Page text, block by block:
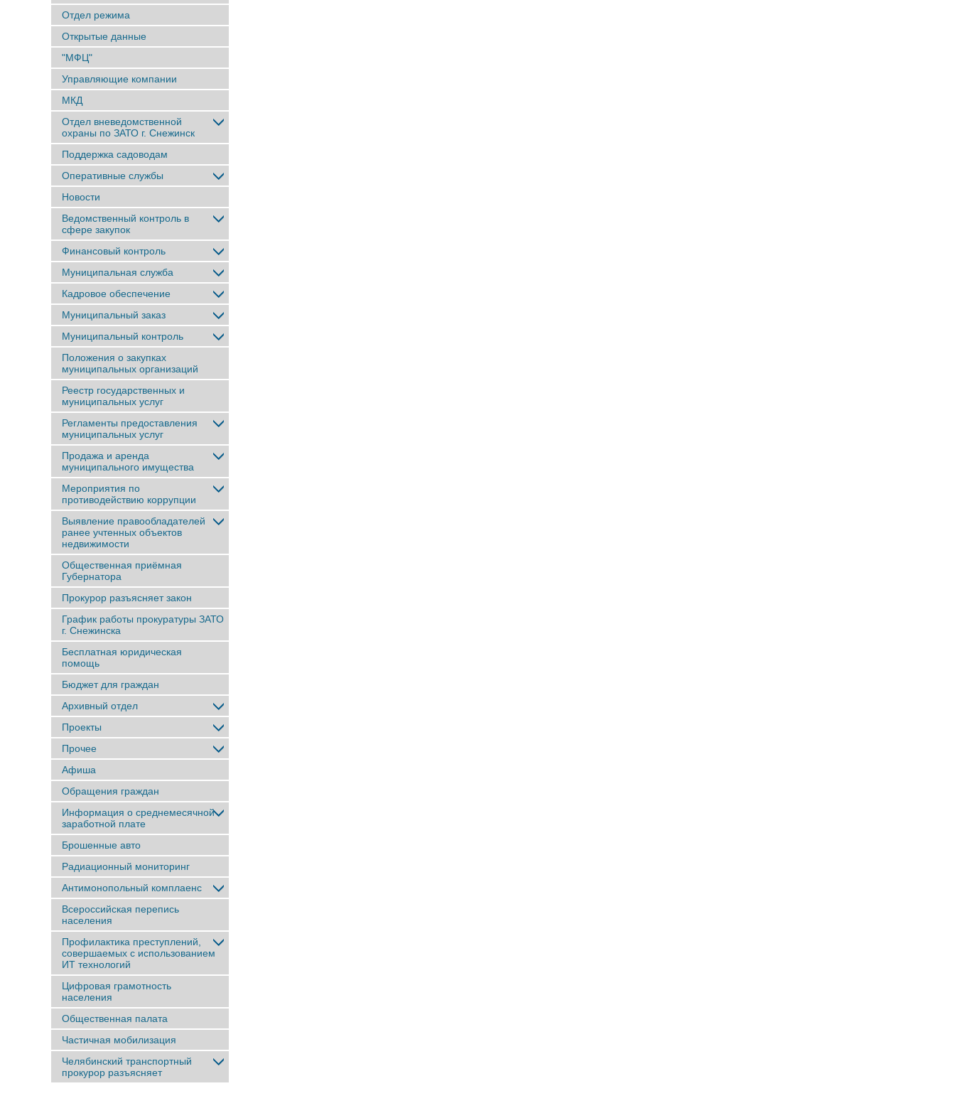
Отдел режима
Открытые данные
"МФЦ"
Управляющие компании
МКД
Отдел вневедомственной
охраны по ЗАТО г. Снежинск
Поддержка садоводам
Оперативные службы
Новости
Ведомственный контроль в
сфере закупок
Финансовый контроль
Муниципальная служба
Кадровое обеспечение
Муниципальный заказ
Муниципальный контроль
Положения о закупках
муниципальных организаций
Реестр государственных и
муниципальных услуг
Регламенты предоставления
муниципальных услуг
Продажа и аренда
муниципального имущества
Мероприятия по
противодействию коррупции
Выявление правообладателей
ранее учтенныx объектов
недвижимости
Общественная приёмная
Губернатора
Прокурор разъясняет закон
График работы прокуратуры ЗАТО
г. Снежинска
Бесплатная юридическая
помощь
Бюджет для граждан
Архивный отдел
Проекты
Прочее
Афиша
Обращения граждан
Информация о среднемесячной
заработной плате
Брошенные авто
Радиационный мониторинг
Антимонопольный комплаенс
Всероссийская перепись
населения
Профилактика преступлений,
совершаемых с использованием
ИТ технологий
Цифровая грамотность
населения
Общественная палата
Частичная мобилизация
Челябинский транспортный
прокурор разъясняет